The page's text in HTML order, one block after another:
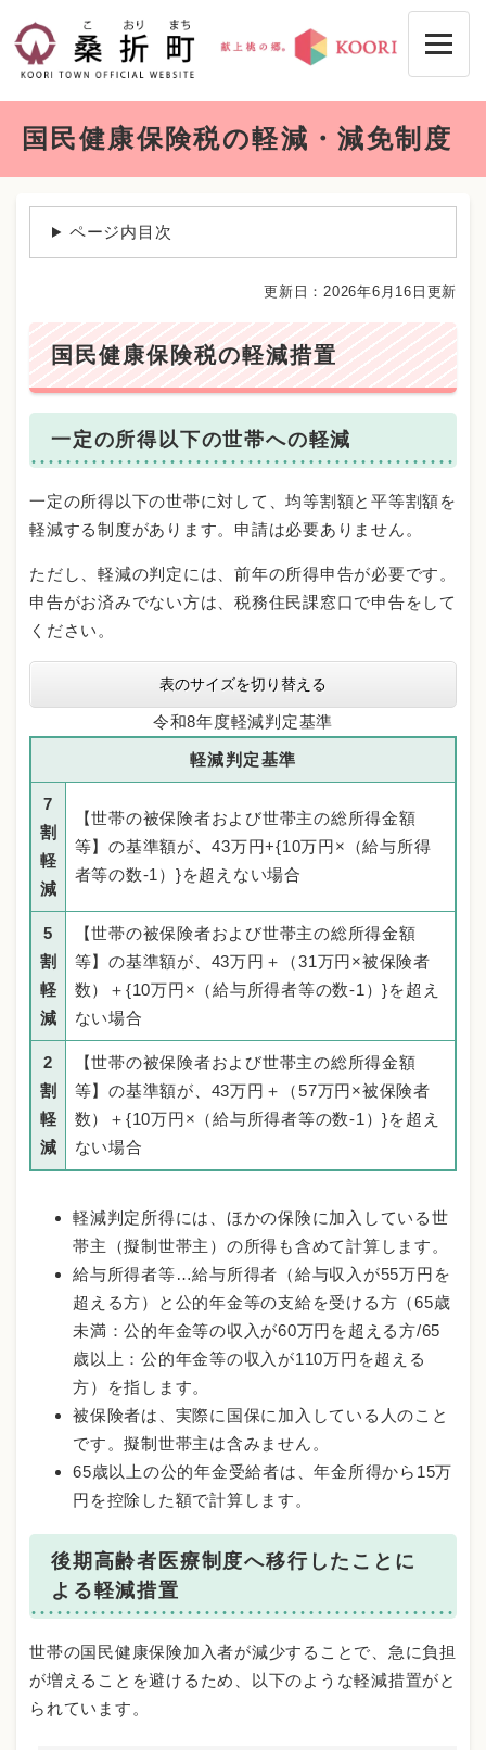
先
国民健康保険税の軽減・減免制度
ページ内目次
更新日：2026年6月16日更新
国民健康保険税の軽減措置
一定の所得以下の世帯への軽減
一定の所得以下の世帯に対して、均等割額と平等割額を
軽減する制度があります。申請は必要ありません。
ただし、軽減の判定には、前年の所得申告が必要です。
申告がお済みでない方は、税務住民課窓口で申告をして
ください。
表のサイズを切り替える
令和8年度軽減判定基準
軽減判定基準
7
割
軽
減
【世帯の被保険者および世帯主の総所得金額
等】の基準額が、43万円+{10万円×（給与所得
者等の数-1）}を超えない場合
5
割
軽
減
【世帯の被保険者および世帯主の総所得金額
等】の基準額が、43万円＋（31万円×被保険者
数）＋{10万円×（給与所得者等の数-1）}を超え
ない場合
2
割
軽
減
【世帯の被保険者および世帯主の総所得金額
等】の基準額が、43万円＋（57万円×被保険者
数）＋{10万円×（給与所得者等の数-1）}を超え
ない場合
軽減判定所得には、ほかの保険に加入している世
帯主（擬制世帯主）の所得も含めて計算します。
給与所得者等…給与所得者（給与収入が55万円を
超える方）と公的年金等の支給を受ける方（65歳
未満：公的年金等の収入が60万円を超える方/65
歳以上：公的年金等の収入が110万円を超える
方）を指します。
被保険者は、実際に国保に加入している人のこと
です。擬制世帯主は含みません。
65歳以上の公的年金受給者は、年金所得から15万
円を控除した額で計算します。
後期高齢者医療制度へ移行したことに
よる軽減措置
世帯の国民健康保険加入者が減少することで、急に負担
が増えることを避けるため、以下のような軽減措置がと
られています。